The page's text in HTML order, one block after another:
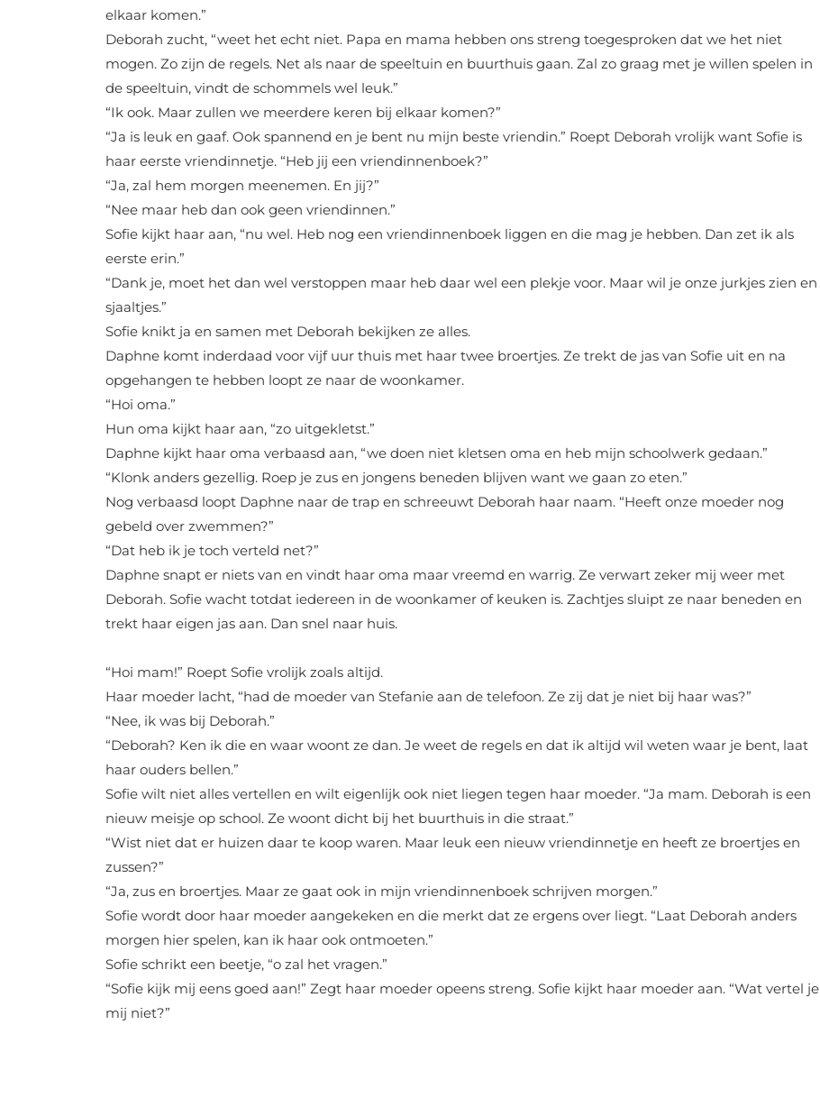
elkaar komen.”
Deborah zucht, “weet het echt niet. Papa en mama hebben ons streng toegesproken dat we het niet
mogen. Zo zijn de regels. Net als naar de speeltuin en buurthuis gaan. Zal zo graag met je willen spelen in
de speeltuin, vindt de schommels wel leuk.”
“Ik ook. Maar zullen we meerdere keren bij elkaar komen?”
“Ja is leuk en gaaf. Ook spannend en je bent nu mijn beste vriendin.” Roept Deborah vrolijk want Sofie is
haar eerste vriendinnetje. “Heb jij een vriendinnenboek?”
“Ja, zal hem morgen meenemen. En jij?”
“Nee maar heb dan ook geen vriendinnen.”
Sofie kijkt haar aan, “nu wel. Heb nog een vriendinnenboek liggen en die mag je hebben. Dan zet ik als
eerste erin.”
“Dank je, moet het dan wel verstoppen maar heb daar wel een plekje voor. Maar wil je onze jurkjes zien en
sjaaltjes.”
Sofie knikt ja en samen met Deborah bekijken ze alles.
Daphne komt inderdaad voor vijf uur thuis met haar twee broertjes. Ze trekt de jas van Sofie uit en na
opgehangen te hebben loopt ze naar de woonkamer.
“Hoi oma.”
Hun oma kijkt haar aan, “zo uitgekletst.”
Daphne kijkt haar oma verbaasd aan, “we doen niet kletsen oma en heb mijn schoolwerk gedaan.”
“Klonk anders gezellig. Roep je zus en jongens beneden blijven want we gaan zo eten.”
Nog verbaasd loopt Daphne naar de trap en schreeuwt Deborah haar naam. “Heeft onze moeder nog
gebeld over zwemmen?”
“Dat heb ik je toch verteld net?”
Daphne snapt er niets van en vindt haar oma maar vreemd en warrig. Ze verwart zeker mij weer met
Deborah. Sofie wacht totdat iedereen in de woonkamer of keuken is. Zachtjes sluipt ze naar beneden en
trekt haar eigen jas aan. Dan snel naar huis.
“Hoi mam!” Roept Sofie vrolijk zoals altijd.
Haar moeder lacht, “had de moeder van Stefanie aan de telefoon. Ze zij dat je niet bij haar was?”
“Nee, ik was bij Deborah.”
“Deborah? Ken ik die en waar woont ze dan. Je weet de regels en dat ik altijd wil weten waar je bent, laat
haar ouders bellen.”
Sofie wilt niet alles vertellen en wilt eigenlijk ook niet liegen tegen haar moeder. “Ja mam. Deborah is een
nieuw meisje op school. Ze woont dicht bij het buurthuis in die straat.”
“Wist niet dat er huizen daar te koop waren. Maar leuk een nieuw vriendinnetje en heeft ze broertjes en
zussen?”
“Ja, zus en broertjes. Maar ze gaat ook in mijn vriendinnenboek schrijven morgen.”
Sofie wordt door haar moeder aangekeken en die merkt dat ze ergens over liegt. “Laat Deborah anders
morgen hier spelen, kan ik haar ook ontmoeten.”
Sofie schrikt een beetje, “o zal het vragen.”
“Sofie kijk mij eens goed aan!” Zegt haar moeder opeens streng. Sofie kijkt haar moeder aan. “Wat vertel je
mij niet?”